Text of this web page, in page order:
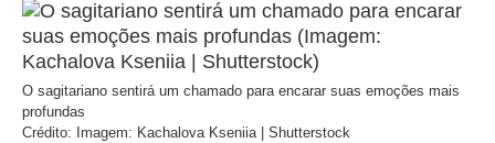
O sagitariano sentirá um chamado para encarar suas emoções mais
profundas
Crédito: Imagem: Kachalova Kseniia | Shutterstock